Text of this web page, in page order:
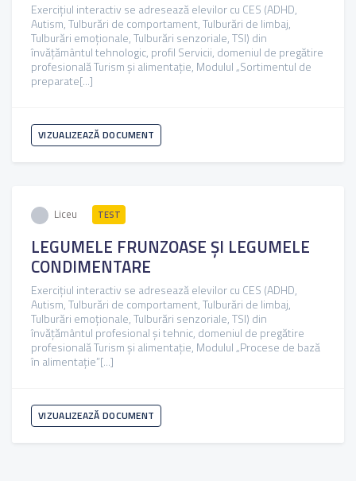
Exercițiul interactiv se adresează elevilor cu CES (ADHD,
Autism, Tulburări de comportament, Tulburări de limbaj,
Tulburări emoționale, Tulburări senzoriale, TSI) din
învățământul tehnologic, profil Servicii, domeniul de pregătire
profesională Turism și alimentație, Modulul „Sortimentul de
preparate[...]
VIZUALIZEAZĂ DOCUMENT
Liceu TEST
LEGUMELE FRUNZOASE ȘI LEGUMELE
CONDIMENTARE
Exercițiul interactiv se adresează elevilor cu CES (ADHD,
Autism, Tulburări de comportament, Tulburări de limbaj,
Tulburări emoționale, Tulburări senzoriale, TSI) din
învățământul profesional și tehnic, domeniul de pregătire
profesională Turism și alimentație, Modulul „Procese de bază
în alimentație”[...]
VIZUALIZEAZĂ DOCUMENT